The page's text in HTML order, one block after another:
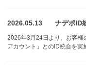
ナデポID
2026.05.13
2026年3月24日より、お客様
アカウント」とのID統合を